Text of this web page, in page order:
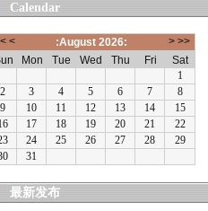
Calendar
最新发布